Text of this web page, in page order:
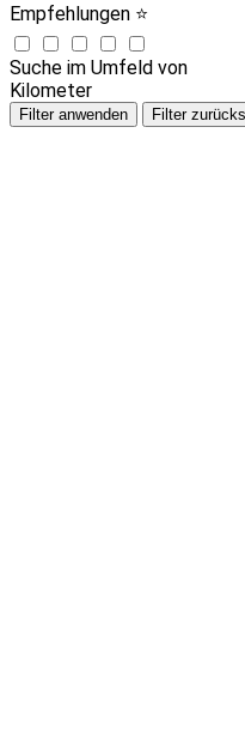
Empfehlungen ⭐
Suche im Umfeld von
Kilometer
Filter anwenden Filter